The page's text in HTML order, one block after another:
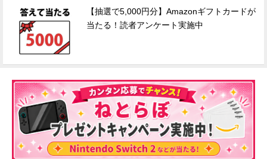
【抽選で5,000円分】Amazonギフトカードが
当たる！読者アンケート実施中